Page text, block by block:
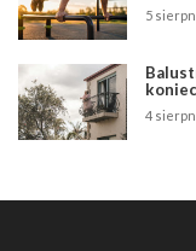
5
4